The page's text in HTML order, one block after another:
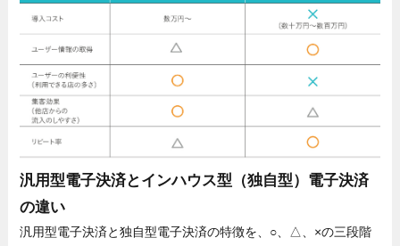
汎用型電子決済とインハウス型（独自型）電子決済
の違い
汎用型電子決済と独自型電子決済の特徴を、○、△、×の三段階